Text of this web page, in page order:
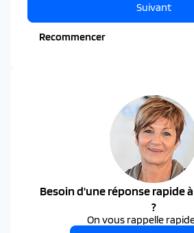
Recommencer
Suivant
Besoin d'une réponse rapide
?
On vous rappelle